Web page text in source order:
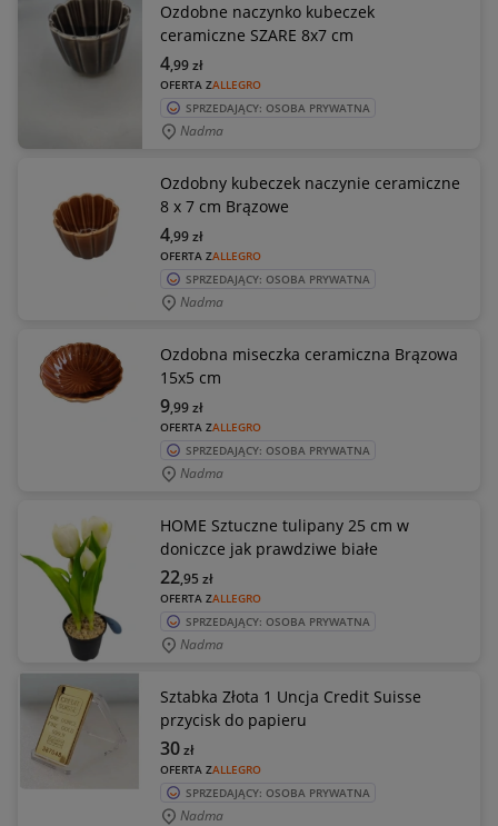
Ozdobne naczynko kubeczek
ceramiczne SZARE 8x7 cm
OFERTA ZALLEGRO
4,99zł
SPRZEDAJĄCY: OSOBA PRYWATNA
Nadma
Ozdobny kubeczek naczynie ceramiczne
8 x 7 cm Brązowe
OFERTA ZALLEGRO
4,99zł
SPRZEDAJĄCY: OSOBA PRYWATNA
Nadma
Ozdobna miseczka ceramiczna Brązowa
15x5 cm
OFERTA ZALLEGRO
9,99zł
SPRZEDAJĄCY: OSOBA PRYWATNA
Nadma
HOME Sztuczne tulipany 25 cm w
doniczce jak prawdziwe białe
OFERTA ZALLEGRO
22,95 zł
SPRZEDAJĄCY: OSOBA PRYWATNA
Nadma
Sztabka Złota 1 Uncja Credit Suisse
przycisk do papieru
OFERTA ZALLEGRO
30zł
SPRZEDAJĄCY: OSOBA PRYWATNA
Nadma